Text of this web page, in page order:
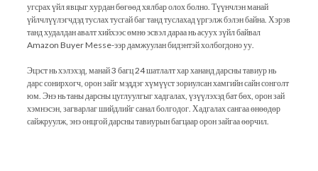
угсрах үйл явцыг хурдан бөгөөд хялбар олох болно. Түүнчлэн манай
үйлчлүүлэгчдэд туслах тусгай баг танд туслахад үргэлж бэлэн байна. Хэрэв
танд худалдан авалт хийхээс өмнө эсвэл дараа нь асуух зүйл байвал
Amazon Buyer Messe-ээр дамжуулан бидэнтэй холбогдоно уу.
Эцэст нь хэлэхэд, манай 3 багц 24 шатлалт хар хананд дарсны тавиур нь
дарс сонирхогч, орон зайг мэддэг хүмүүст зориулсан хамгийн сайн сонголт
юм. Энэ нь таны дарсны цуглуулгыг хадгалах, үзүүлэхэд бат бөх, орон зай
хэмнэсэн, загварлаг шийдлийг санал болгодог. Хадгалах сангаа өнөөдөр
сайжруулж, энэ онцгой дарсны тавиурын багцаар орон зайгаа өөрчил.